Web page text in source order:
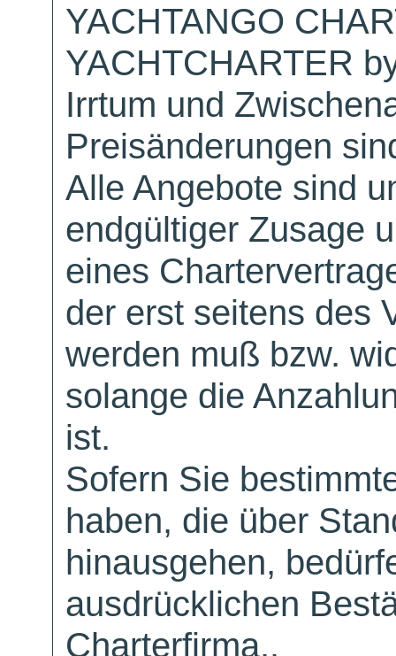
YACHTANGO
YACHTCHARTER
Irrtum und
Preisänderungen
Alle Angebote sind
endgültiger Zusage
eines
der erst seitens des
werden muß bzw.
solange die
ist.
Sofern Sie
haben, die über
hinausgehen,
ausdrücklichen
Charterfirma..